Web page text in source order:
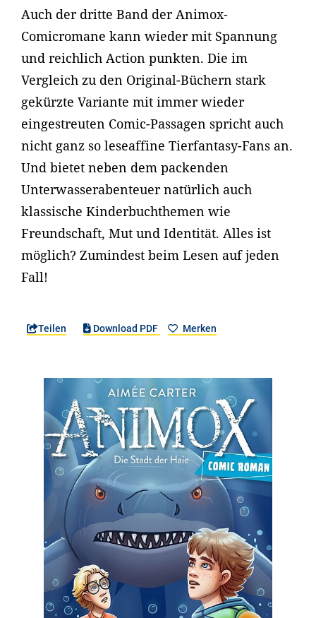
Auch der dritte Band der Animox-
Comicromane kann wieder mit Spannung
und reichlich Action punkten. Die im
Vergleich zu den Original-Büchern stark
gekürzte Variante mit immer wieder
eingestreuten Comic-Passagen spricht auch
nicht ganz so leseaffine Tierfantasy-Fans an.
Und bietet neben dem packenden
Unterwasserabenteuer natürlich auch
klassische Kinderbuchthemen wie
Freundschaft, Mut und Identität. Alles ist
möglich? Zumindest beim Lesen auf jeden
Fall!
Teilen Download PDF Merken